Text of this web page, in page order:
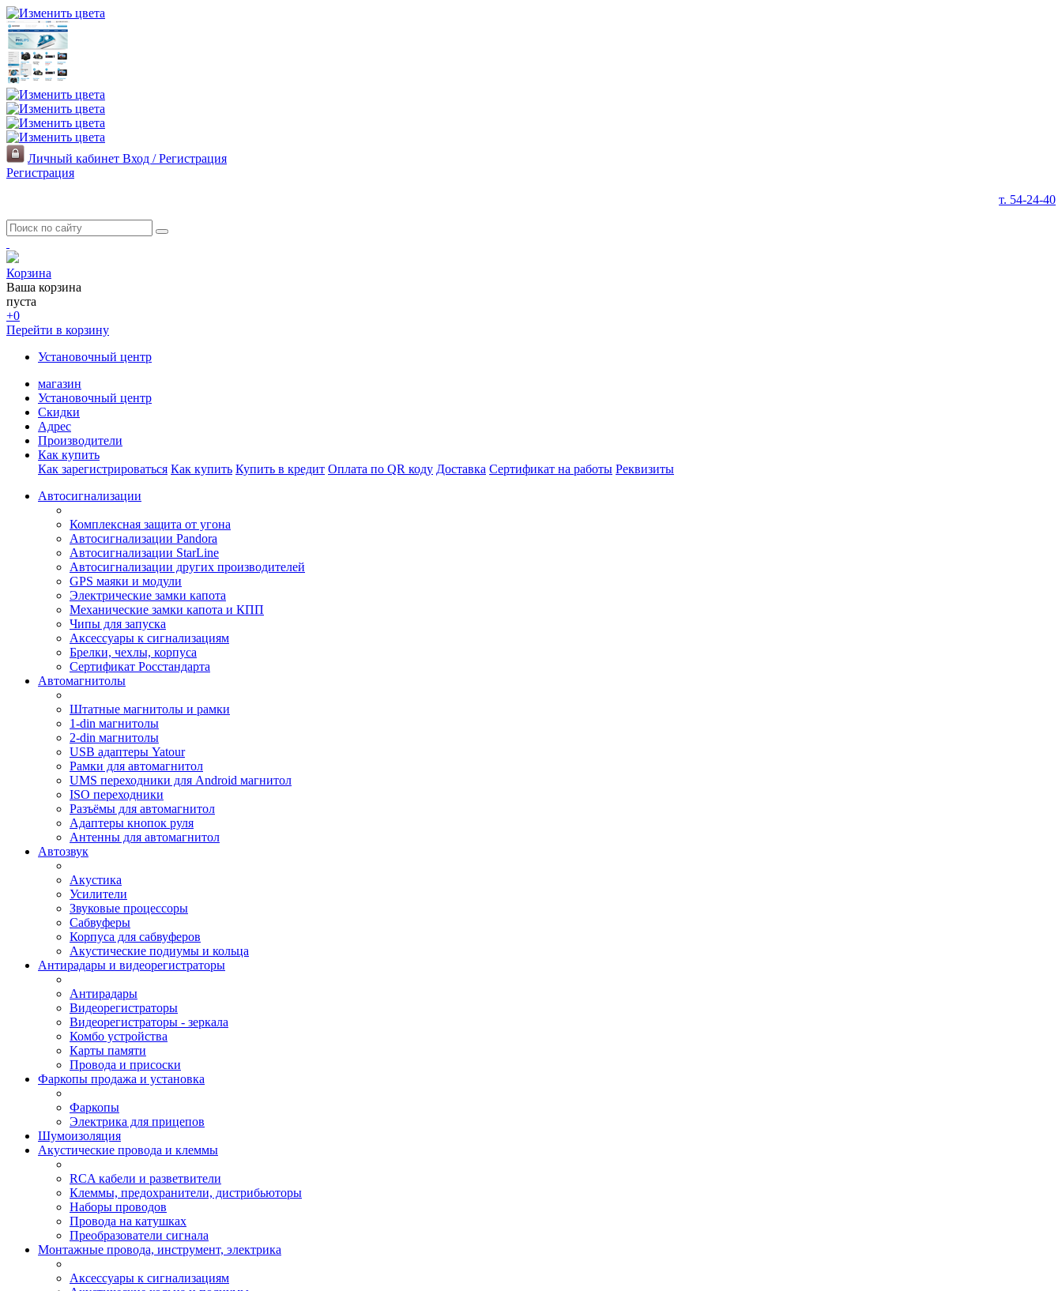
Личный кабинет Вход / Регистрация
Регистрация
т. 54-24-40
Корзина
Ваша корзина
пуста
+0
Перейти в корзину
Установочный центр
магазин
Установочный центр
Скидки
Адрес
Производители
Как купить
Как зарегистрироваться Как купить Купить в кредит Оплата по QR коду Доставка Сертификат на работы Реквизиты
Автосигнализации
Комплексная защита от угона
Автосигнализации Pandora
Автосигнализации StarLine
Автосигнализации других производителей
GPS маяки и модули
Электрические замки капота
Механические замки капота и КПП
Чипы для запуска
Аксессуары к сигнализациям
Брелки, чехлы, корпуса
Сертификат Росстандарта
Автомагнитолы
Штатные магнитолы и рамки
1-din магнитолы
2-din магнитолы
USB адаптеры Yatour
Рамки для автомагнитол
UMS переходники для Android магнитол
ISO переходники
Разъёмы для автомагнитол
Адаптеры кнопок руля
Антенны для автомагнитол
Автозвук
Акустика
Усилители
Звуковые процессоры
Сабвуферы
Корпуса для сабвуферов
Акустические подиумы и кольца
Антирадары и видеорегистраторы
Антирадары
Видеорегистраторы
Видеорегистраторы - зеркала
Комбо устройства
Карты памяти
Провода и присоски
Фаркопы продажа и установка
Фаркопы
Электрика для прицепов
Шумоизоляция
Акустические провода и клеммы
RCA кабели и разветвители
Клеммы, предохранители, дистрибьюторы
Наборы проводов
Провода на катушках
Преобразователи сигнала
Монтажные провода, инструмент, электрика
Аксессуары к сигнализациям